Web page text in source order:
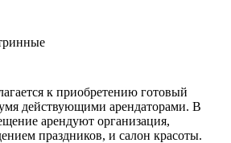
к приобретению готовый
действующими арендаторами. В
арендуют организация,
праздников, и салон красоты.